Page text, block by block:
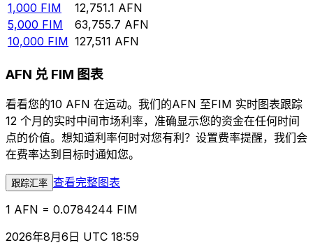
1,000 FIM 12,751.1 AFN
5,000 FIM 63,755.7 AFN
10,000 FIM 127,511 AFN
AFN 兑 FIM 图表
看看您的10 AFN 在运动。我们的AFN 至FIM 实时图表跟踪
12 个月的实时中间市场利率，准确显示您的资金在任何时间
点的价值。想知道利率何时对您有利？设置费率提醒，我们会
在费率达到目标时通知您。
跟踪汇率 查看完整图表
1 AFN = 0.0784244 FIM
2026年8月6日 UTC 18:59